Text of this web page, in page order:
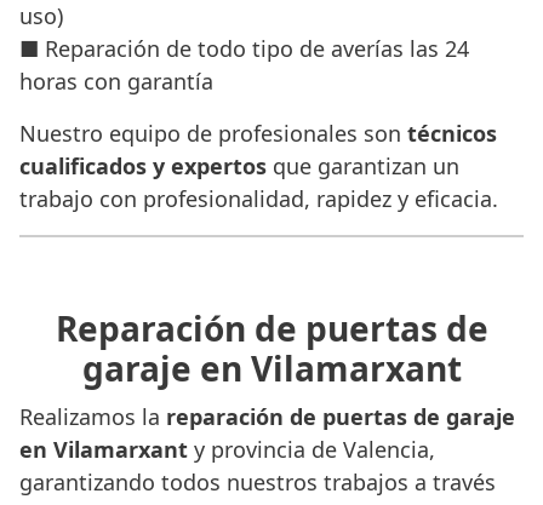
uso)
■ Reparación de todo tipo de averías las 24
horas con garantía
Nuestro equipo de profesionales son técnicos
cualificados y expertos que garantizan un
trabajo con profesionalidad, rapidez y eficacia.
Reparación de puertas de
garaje en Vilamarxant
Realizamos la reparación de puertas de garaje
en Vilamarxant y provincia de Valencia,
garantizando todos nuestros trabajos a través